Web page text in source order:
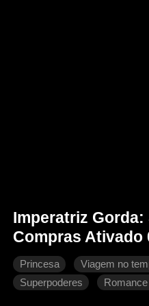
Imperatriz Gorda:
Compras Ativado
Princesa Viagem no
Superpoderes